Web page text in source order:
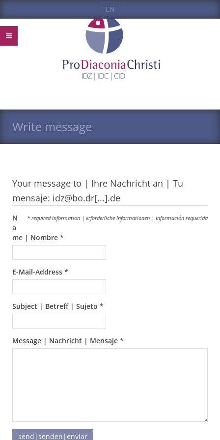
EN
Write message
Your message to | Ihre Nachricht an | Tu
mensaje: idz@bo.dr[...].de
* required information | erforderliche Informationen | Información requerida
N
a
me | Nombre *
E-Mail-Address *
Subject | Betreff | Sujeto *
Message | Nachricht | Mensaje *
send|senden|enviar